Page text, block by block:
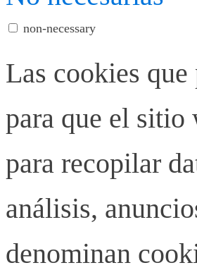
non-necessary
Las cookies que
para que el
para recopilar
análisis,
denominan